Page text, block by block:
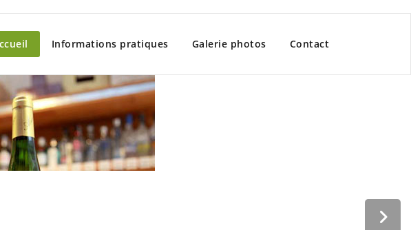
Informations pratiques Galerie photos Contact